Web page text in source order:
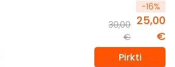
-16%
30,00
€
25,00
€
Pirkti